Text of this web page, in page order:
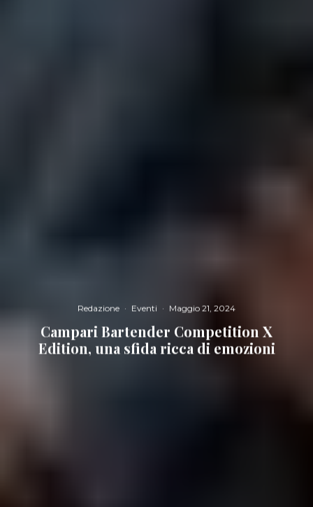
Redazione · Eventi · Maggio 21, 2024
Campari Bartender Competition X
Edition, una sfida ricca di emozioni